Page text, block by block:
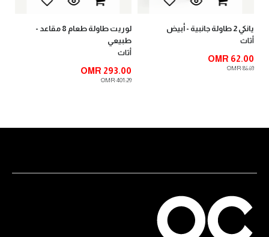
OMR
OMR
لوريت طاولة طعام 8 مقاعد -
طبيعي
OMR 293.00
OMR 401.29